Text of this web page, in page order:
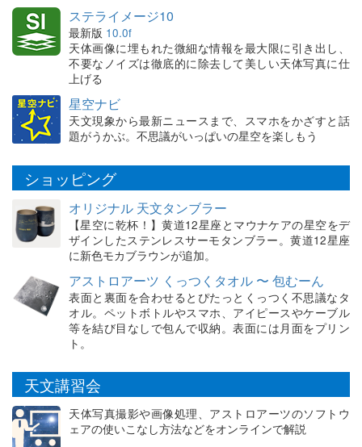
ステライメージ10
最新版 10.0f
天体画像に埋もれた微細な情報を最大限に引き出し、
不要なノイズは徹底的に除去して美しい天体写真に仕
上げる
星空ナビ
天文現象から最新ニュースまで、スマホをかざすと話
題がうかぶ。不思議がいっぱいの星空を楽しもう
ショッピング
オリジナル 天文タンブラー
【星空に乾杯！】黄道12星座とマウナケアの星空をデ
ザインしたステンレスサーモタンブラー。黄道12星座
に新色モカブラウンが追加。
アストロアーツ くっつくタオル 〜 包むーん
表面と裏面を合わせるとぴたっとくっつく不思議なタ
オル。ペットボトルやスマホ、アイピースやケーブル
等を結び目なしで包んで収納。表面には月面をプリン
ト。
天文講習会
天体写真撮影や画像処理、アストロアーツのソフトウ
ェアの使いこなし方法などをオンラインで解説